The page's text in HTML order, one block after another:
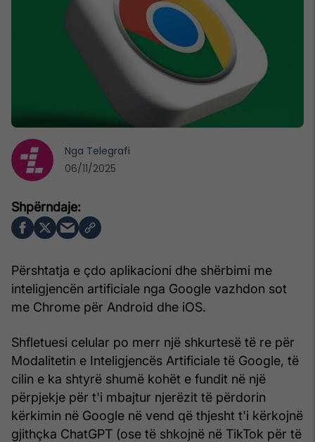
Përshtatja e çdo aplikacioni dhe shërbimi me
inteligjencën artificiale nga Google vazhdon sot
me Chrome për Android dhe iOS.
Shfletuesi celular po merr një shkurtesë të re për
Modalitetin e Inteligjencës Artificiale të Google, të
cilin e ka shtyrë shumë kohët e fundit në një
përpjekje për t'i mbajtur njerëzit të përdorin
kërkimin në Google në vend që thjesht t'i kërkojnë
gjithçka ChatGPT (ose të shkojnë në TikTok për të
Nga Telegrafi
06/11/2025